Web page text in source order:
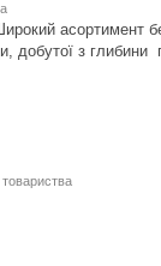
асортимент
добутої з
товариства